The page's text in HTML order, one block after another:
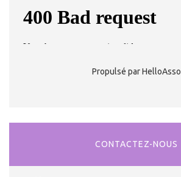
Propulsé par HelloAsso
CONTACTEZ-NOUS